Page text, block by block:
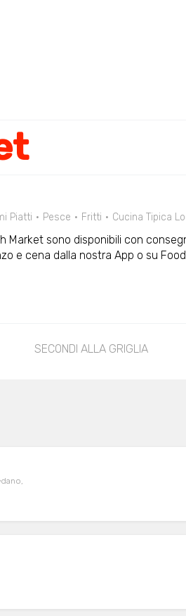
Piatti Pesce Fritti Cucina Tipica
Market sono disponibili con
e cena dalla nostra App o su
SECONDI ALLA GRIGLIA